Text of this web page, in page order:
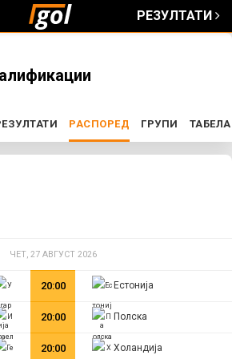
РЕЗУЛТАТИ
РАСПОРЕД (ACTIVE TAB)
ГРУПИ ТАБЕЛА
ЧЕТ, 27 АВГУСТ 2026
20:00 Естонија
20:00 Полска
20:00 Холандија